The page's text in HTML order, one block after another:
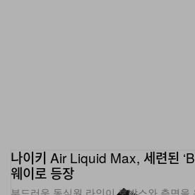
웨이로 등장
부드러운 동심원 라인이 토박스와 측면을
지배하는 다크 톤에 유동적인 그래픽 대비